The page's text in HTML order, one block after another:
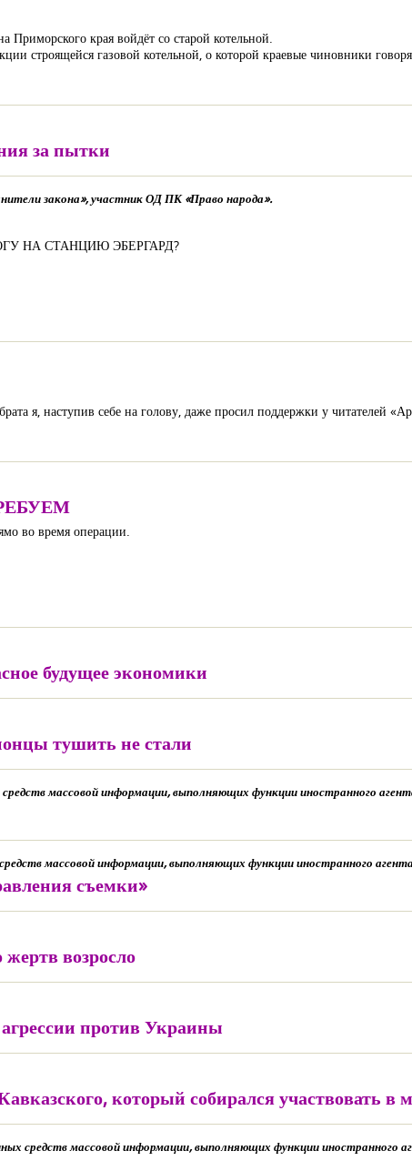
края войдёт со старой котельной.
строящейся газовой котельной, о которой краевые чиновники
за пытки
закона», участник ОД ПК «Право народа».
НА СТАНЦИЮ ЭБЕРГАРД?
я, наступив себе на голову, даже просил поддержки у читателей
во время операции.
будущее экономики
тушить не стали
массовой информации, выполняющих функции иностранного
массовой информации, выполняющих функции иностранного
съемки»
возросло
агрессии против Украины
который собирался участвовать
средств массовой информации, выполняющих функции иностранного